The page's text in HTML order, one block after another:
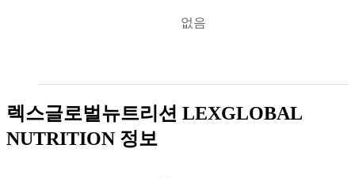
없음
렉스글로벌뉴트리션 LEXGLOBAL
NUTRITION 정보